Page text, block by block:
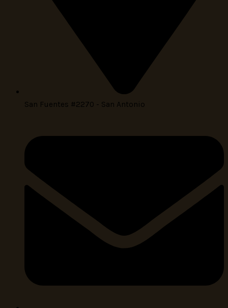
San Fuentes #2270 - San Antonio